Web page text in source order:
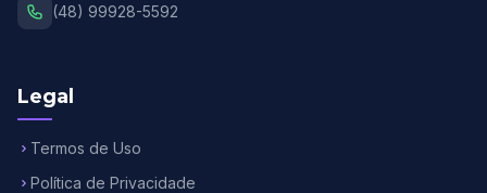
(48) 99928-5592
Legal
Termos de Uso
Política de Privacidade